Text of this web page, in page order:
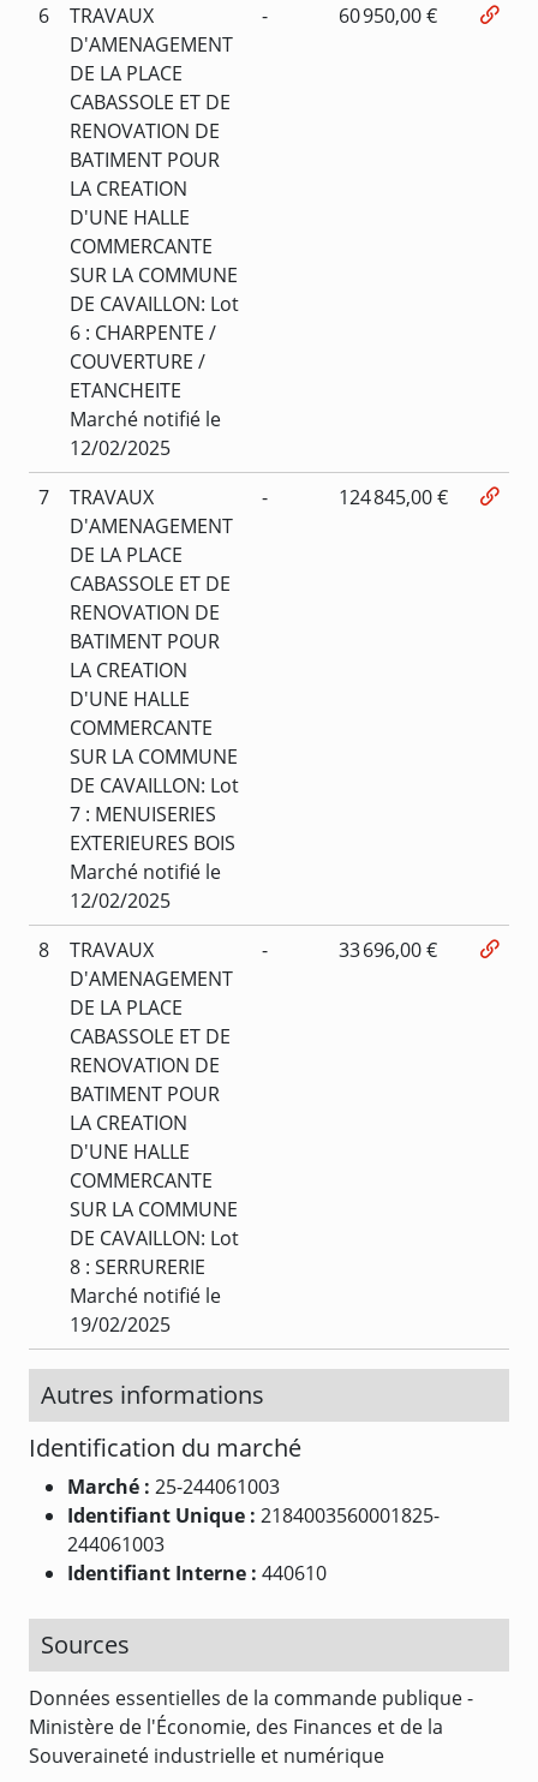
6
TRAVAUX
D'AMENAGEMENT
DE LA PLACE
CABASSOLE ET DE
RENOVATION DE
BATIMENT POUR
LA CREATION
D'UNE HALLE
COMMERCANTE
SUR LA COMMUNE
DE CAVAILLON: Lot
6 : CHARPENTE /
COUVERTURE /
ETANCHEITE
Marché notifié le
12/02/2025
- 60 950,00 €
7
TRAVAUX
D'AMENAGEMENT
DE LA PLACE
CABASSOLE ET DE
RENOVATION DE
BATIMENT POUR
LA CREATION
D'UNE HALLE
COMMERCANTE
SUR LA COMMUNE
DE CAVAILLON: Lot
7 : MENUISERIES
EXTERIEURES BOIS
Marché notifié le
12/02/2025
- 124 845,00 €
8
TRAVAUX
D'AMENAGEMENT
DE LA PLACE
CABASSOLE ET DE
RENOVATION DE
BATIMENT POUR
LA CREATION
D'UNE HALLE
COMMERCANTE
SUR LA COMMUNE
DE CAVAILLON: Lot
8 : SERRURERIE
Marché notifié le
19/02/2025
- 33 696,00 €
Autres informations
Identification du marché
Marché : 25-244061003
Identifiant Unique : 2184003560001825-
244061003
Identifiant Interne : 440610
Sources
Données essentielles de la commande publique -
Ministère de l'Économie, des Finances et de la
Souveraineté industrielle et numérique